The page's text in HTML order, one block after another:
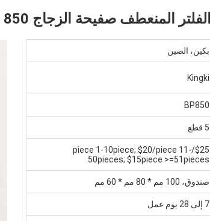
بكين، الصين
Kingki
BP850
5 قطع
$25/piece 1-10piece; $20/piece 11-
50pieces; $15piece >=51pieces
صندوق، 100 مم * 80 مم * 60 مم
7 إلى 28 يوم عمل